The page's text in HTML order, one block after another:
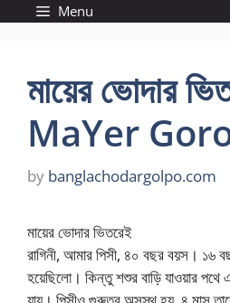
Menu
মায়ের ভোদার
MaYer
by banglachodargolpo.com
মায়ের ভোদার ভিতরেই
রাগিনী, আমার পিসী, ৪০ বছর বয়স। ১৬
হয়েছিলো। কিন্তু শশুর বাড়ি যাওয়ার পথে